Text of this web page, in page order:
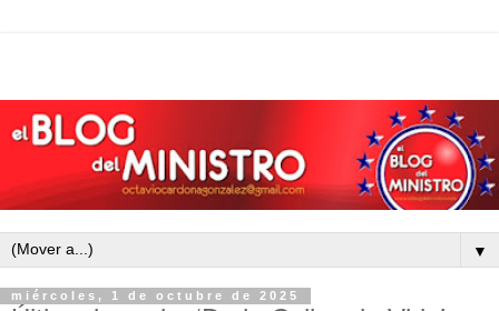
▼
miércoles, 1 de octubre de 2025